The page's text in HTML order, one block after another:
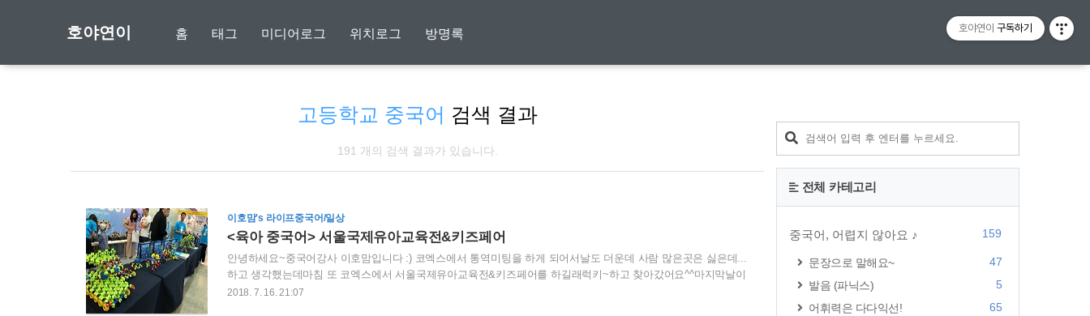
호야연이 홈 태그 미디어로그 위치로그 방명록
고등학교 중국어 검색 결과
191 개의 검색 결과가 있습니다.
이호맘's 라이프중국어/일상
<육아 중국어> 서울국제유아교육전&키즈페어
안녕하세요~중국어강사 이호맘입니다 :) 코엑스에서 통역미팅을 하게 되어서날도 더운데 사람 많은곳은 싫은데...
하고 생각했는데마침 또 코엑스에서 서울국제유아교육전&키즈페어를 하길래럭키~하고 찾아갔어요^^마지막날이
라 사전등록을 하지는 못했지만앞에 안내데스크에서 안내에 따라 카카오플러스친구를 해가지고무료입장을 할 수
2018. 7. 16. 21:07
전체 카테고리
중국어, 어렵지 않아요 ♪ 159
문장으로 말해요~
47
발음 (파닉스)
5
어휘력은 다다익선!
65
호야연이 구독하기